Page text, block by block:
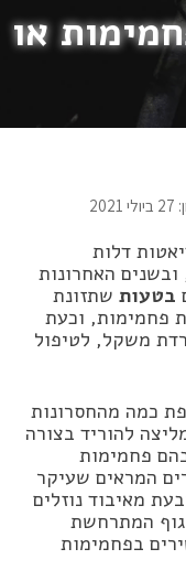
או
דלות
האחרונות
בטעות שתזונת
פחמימות, וכעת
משקל, לטיפול
כמה מהחסרונות
להוריד בצורה
פחמימות
המראים שעיקר
מאיבוד נוזלים
המתרחשת
בפחמימות